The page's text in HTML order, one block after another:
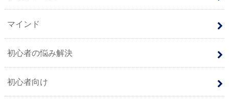
マインド
初心者の悩み解決
初心者向け